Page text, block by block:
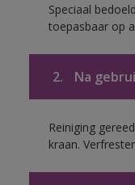
Speciaal
toepasbaar op
2. Na
Reiniging
kraan.